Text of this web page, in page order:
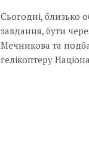
Сьогодні, близько
завдання, бути
Мечникова та
гелікоптеру